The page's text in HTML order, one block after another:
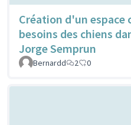
Création d'un espace
besoins des chiens
Jorge Semprun
Bernardd 2 0